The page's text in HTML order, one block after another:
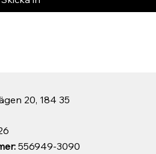
556949-3090
20, 184 35